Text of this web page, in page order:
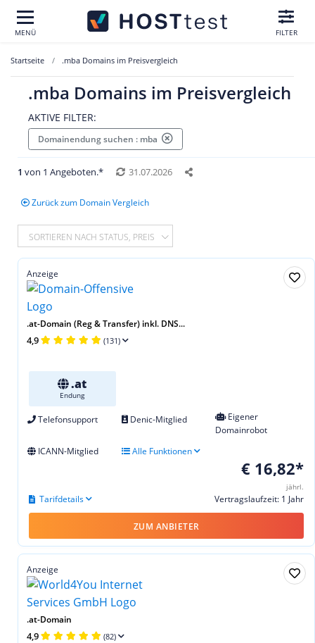
MENÜ FILTER
Startseite .mba Domains im Preisvergleich
.mba Domains im Preisvergleich
AKTIVE FILTER:
Domainendung suchen : mba
1 von 1 Angeboten.* 31.07.2026
Zurück zum Domain Vergleich
SORTIEREN NACH STATUS, PREIS
Anzeige
.at-Domain (Reg & Transfer) inkl. DNS...
4,9 (131)
.at
Endung
Telefonsupport Denic-Mitglied
Eigener
Domainrobot
ICANN-Mitglied
Alle Funktionen
€ 16,82*
jährl.
Vertragslaufzeit: 1 Jahr
Tarifdetails
ZUM ANBIETER
Anzeige
.at-Domain
4,9 (82)